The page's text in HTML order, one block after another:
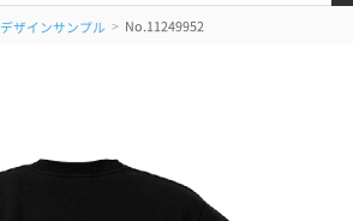
デザインサンプル > No.11249952